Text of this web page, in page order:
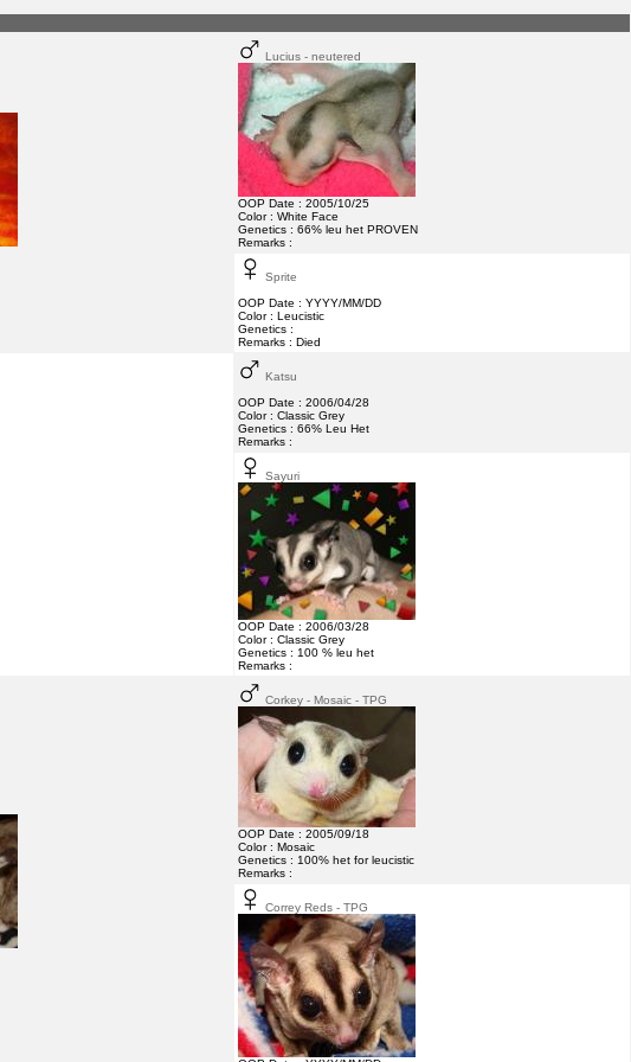
Lucius - neutered
OOP Date : 2005/10/25
Color : White Face
Genetics : 66% leu het PROVEN
Remarks :
Sprite
OOP Date : YYYY/MM/DD
Color : Leucistic
Genetics :
Remarks : Died
Katsu
OOP Date : 2006/04/28
Color : Classic Grey
Genetics : 66% Leu Het
Remarks :
Sayuri
OOP Date : 2006/03/28
Color : Classic Grey
Genetics : 100 % leu het
Remarks :
Corkey - Mosaic - TPG
OOP Date : 2005/09/18
Color : Mosaic
Genetics : 100% het for leucistic
Remarks :
Correy Reds - TPG